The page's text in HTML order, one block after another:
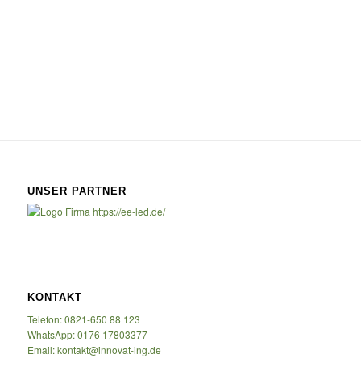
UNSER PARTNER
KONTAKT
Telefon: 0821-650 88 123
WhatsApp: 0176 17803377
Email: kontakt@innovat-ing.de